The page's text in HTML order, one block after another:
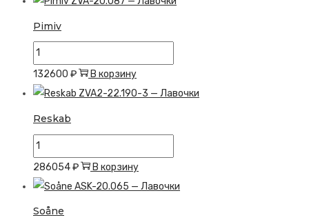
Pimiv
Количество
товара
Pimiv
132600 ₽ В корзину
Reskab
Количество
товара
Reskab
286054₽ В корзину
Soåne